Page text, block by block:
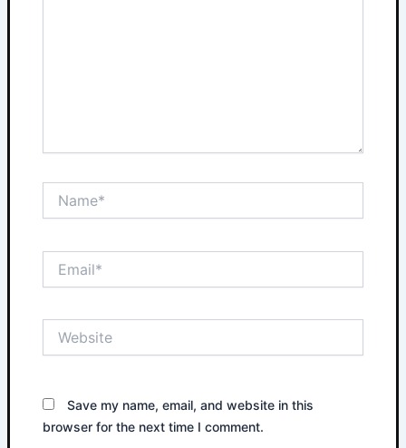
Save my name, email, and website in this
browser for the next time I comment.